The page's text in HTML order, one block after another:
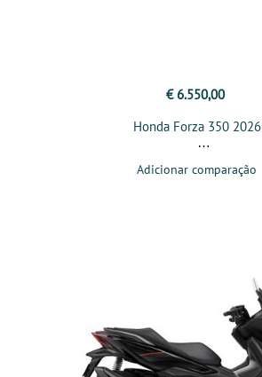
€ 6.550,00
Honda Forza 350 2026
Adicionar comparação